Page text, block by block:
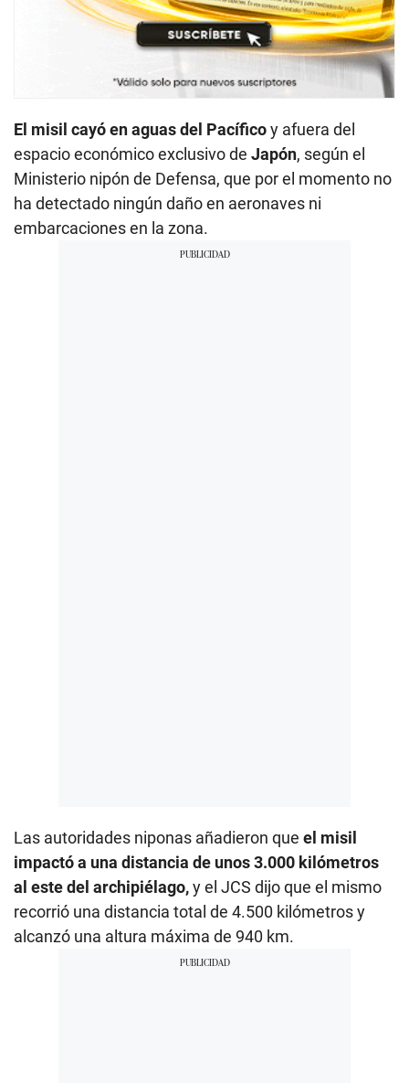
El misil cayó en aguas del Pacíficoy afuera del
espacio económico exclusivo de Japón, según el
Ministerio nipón de Defensa, que por el momento no
ha detectado ningún daño en aeronaves ni
embarcaciones en la zona.
Las autoridades niponas añadieron que el misil
impactó a una distancia de unos 3.000 kilómetros
al este del archipiélago,y el JCS dijo que el mismo
recorrió una distancia total de 4.500 kilómetros y
alcanzó una altura máxima de 940 km.